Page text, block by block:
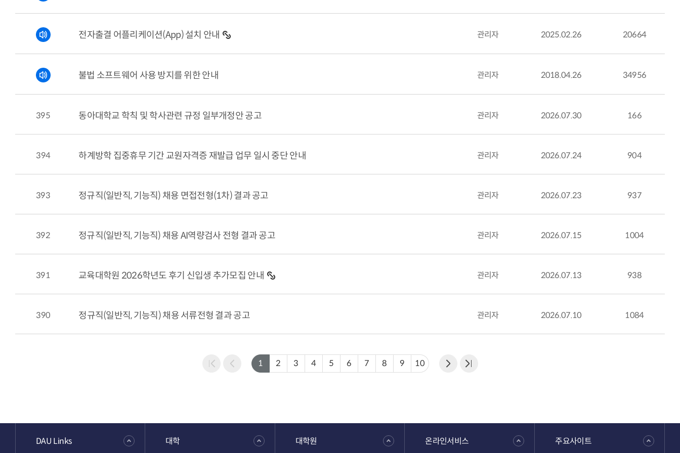
전자출결 어플리케이션(App) 설치 안내 관리자 2025.02.26 20664
불법 소프트웨어 사용 방지를 위한 안내 관리자 2018.04.26 34956
395 동아대학교 학칙 및 학사관련 규정 일부개정안 공고 관리자 2026.07.30 166
394 하계방학 집중휴무 기간 교원자격증 재발급 업무 일시 중단 안내 관리자 2026.07.24 904
393 정규직(일반직, 기능직) 채용 면접전형(1차) 결과 공고 관리자 2026.07.23 937
392 정규직(일반직, 기능직) 채용 AI역량검사 전형 결과 공고 관리자 2026.07.15 1004
391 교육대학원 2026학년도 후기 신입생 추가모집 안내 관리자 2026.07.13 938
390 정규직(일반직, 기능직) 채용 서류전형 결과 공고 관리자 2026.07.10 1084
1 2 3 4 5 6 7 8 9 10
DAU Links 대학 대학원 온라인서비스 주요사이트